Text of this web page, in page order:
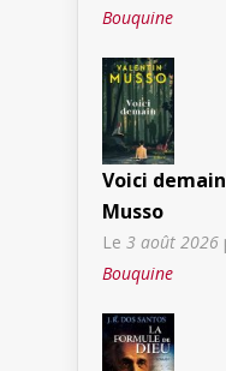
Bouquine
Voici
Musso
Le 3 août 2026
Bouquine